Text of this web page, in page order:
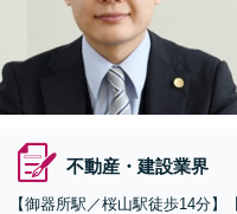
不動産・建設業界
【御器所駅／桜山駅徒歩14分